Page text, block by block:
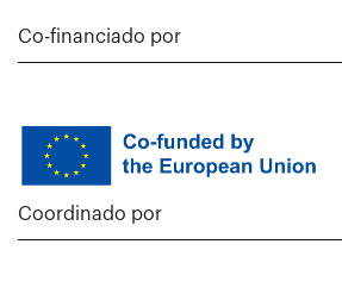
Co-financiado por
Coordinado por